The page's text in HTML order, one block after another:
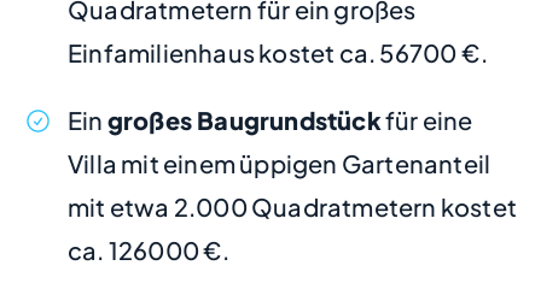
Quadratmetern für ein großes
Einfamilienhaus kostet ca. 56700 €.
Ein großes Baugrundstückfür eine
Villa mit einem üppigen Gartenanteil
mit etwa 2.000 Quadratmetern kostet
ca. 126000 €.